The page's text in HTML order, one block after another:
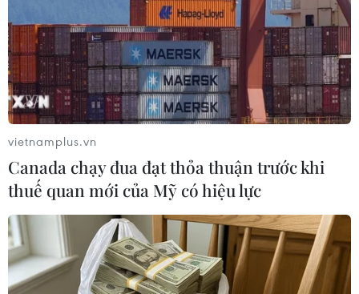
Các tỉnh Bắc Bộ trở lại nắng nóng cục bộ,
Nam Bộ mưa giảm mạnh
18/06/2016 01:32
vietnamplus.vn
Canada chạy đua đạt thỏa thuận trước khi
thuế quan mới của Mỹ có hiệu lực